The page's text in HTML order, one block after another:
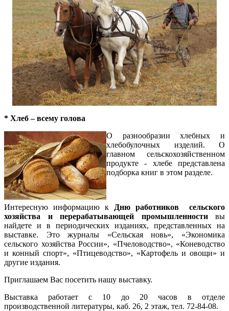
* Хлеб – всему голова
О разнообразии хлебных и
хлебобулочных изделий. О
главном сельскохозяйственном
продукте - хлебе представлена
подборка книг в этом разделе.
Интересную информацию к Дню работников
сельского
хозяйства и перерабатывающей промышленности вы
найдете и в периодических изданиях, представленных на
выставке. Это журналы «Сельская новь», «Экономика
сельского хозяйства России», «Пчеловодство», «Коневодство
и конный спорт», «Птицеводство», «Картофель и овощи» и
другие издания.
Приглашаем Вас посетить нашу выставку.
Выставка работает с 10 до 20 часов в отделе
производственной литературы, каб. 26, 2 этаж, тел. 72-84-08.